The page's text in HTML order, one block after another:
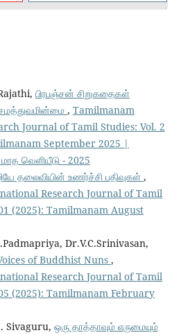
பிரபஞ்சன் சிறுகதைகள்
சமத்துவமின்மை , Tamilmanam
Journal of Tamil Studies: Vol. 2
September 2025 |
வெளியீடு - 2025
தலைவியின் உணர்ச்சி பதிவுகள் ,
Research Journal of Tamil
(2025): Tamilmanam August
Dr.V.C.Srinivasan,
of Buddhist Nuns ,
Research Journal of Tamil
(2025): Tamilmanam February
Sivaguru, ஒரு தாத்தாவும் எருமையும்